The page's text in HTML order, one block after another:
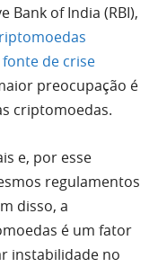
Bank of India (RBI),
de crise
preocupação é
criptomoedas.
e, por esse
regulamentos
disso, a
é um fator
instabilidade no